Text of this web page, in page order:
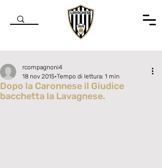
Dopo la Caronnese il Giudice
bacchetta la Lavagnese.
rcompagnoni4
18 nov 2015 Tempo di lettura: 1 min